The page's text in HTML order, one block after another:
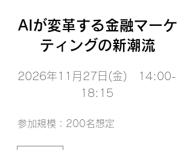
AIが変革する金融マーケ
ティングの新潮流
2026年11月27日(金) 14:00-
18:15
参加規模：200名想定